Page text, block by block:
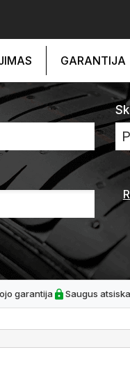
GARANTIJA
garantija Saugus